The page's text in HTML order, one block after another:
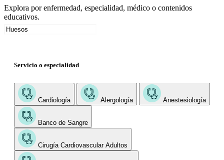
Explora por enfermedad, especialidad, médico o contenidos
educativos.
Servicio o especialidad
Cardiología Alergología Anestesiología
Banco de Sangre
Cirugía Cardiovascular Adultos